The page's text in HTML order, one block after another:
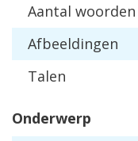
Aantal woorden
Afbeeldingen
Talen
Onderwerp